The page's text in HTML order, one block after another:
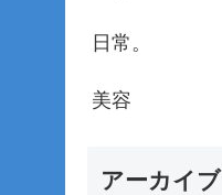
日常。
美容
アーカイブ